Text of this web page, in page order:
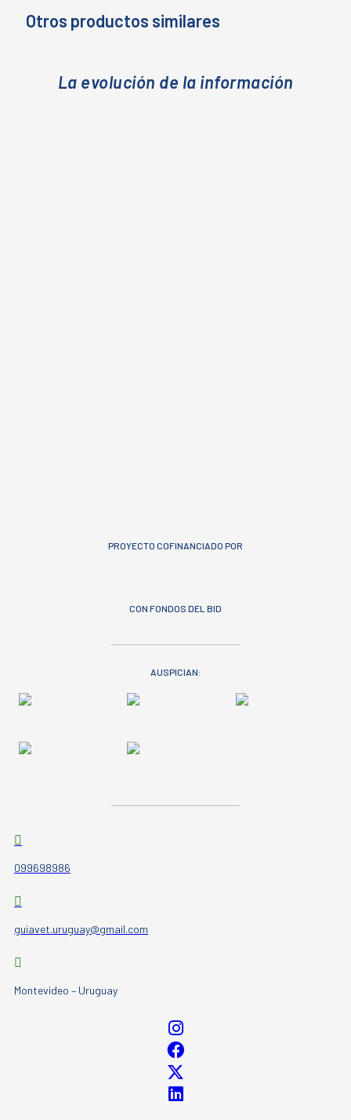
Otros productos similares
La evolución de la información
PROYECTO COFINANCIADO POR
CON FONDOS DEL BID
AUSPICIAN:
099698986
guiavet.uruguay@gmail.com
Montevideo – Uruguay